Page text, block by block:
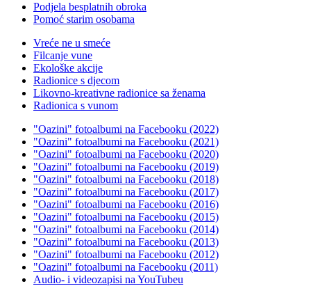
Podjela besplatnih obroka
Pomoć starim osobama
Vreće ne u smeće
Filcanje vune
Ekološke akcije
Radionice s djecom
Likovno-kreativne radionice sa ženama
Radionica s vunom
"Oazini" fotoalbumi na Facebooku (2022)
"Oazini" fotoalbumi na Facebooku (2021)
"Oazini" fotoalbumi na Facebooku (2020)
"Oazini" fotoalbumi na Facebooku (2019)
"Oazini" fotoalbumi na Facebooku (2018)
"Oazini" fotoalbumi na Facebooku (2017)
"Oazini" fotoalbumi na Facebooku (2016)
"Oazini" fotoalbumi na Facebooku (2015)
"Oazini" fotoalbumi na Facebooku (2014)
"Oazini" fotoalbumi na Facebooku (2013)
"Oazini" fotoalbumi na Facebooku (2012)
"Oazini" fotoalbumi na Facebooku (2011)
Audio- i videozapisi na YouTubeu